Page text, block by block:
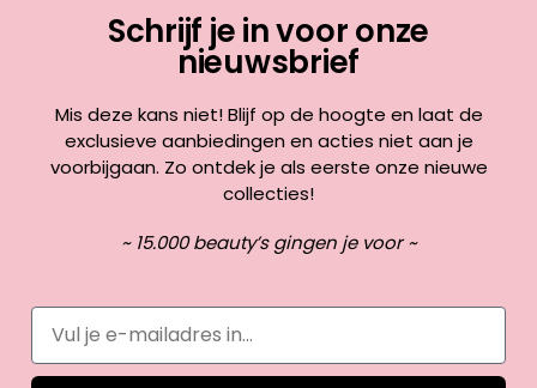
Schrijf je in voor onze
nieuwsbrief
Mis deze kans niet! Blijf op de hoogte en laat de
exclusieve aanbiedingen en acties niet aan je
voorbijgaan. Zo ontdek je als eerste onze nieuwe
collecties!
~ 15.000 beauty’s gingen je voor ~